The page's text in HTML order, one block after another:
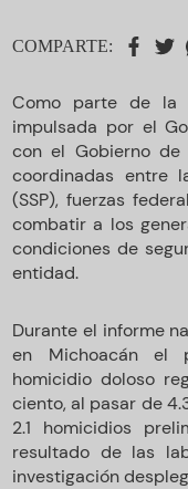
COMPARTE:
Como parte de la
impulsada por el
con el Gobierno de
coordinadas entre
(SSP), fuerzas
combatir a los
condiciones de
entidad.
Durante el informe
en Michoacán el
homicidio doloso
ciento, al pasar de
2.1 homicidios
resultado de las
investigación